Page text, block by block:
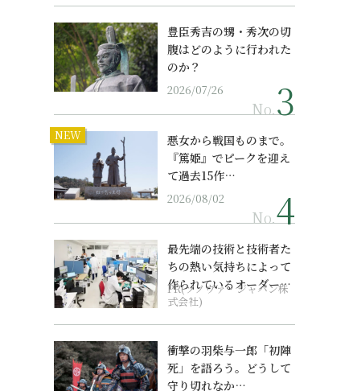
豊臣秀吉の甥・秀次の切
腹はどのように行われた
のか？
2026/07/26
No.
NEW
悪女から戦国ものまで。
『篤姫』でピークを迎え
て過去15作…
2026/08/02
No.
最先端の技術と技術者た
ちの熱い気持ちによって
作られているオーダーメ
イド補聴器
PR(ソノヴァ・ジャパン株
式会社)
衝撃の羽柴与一郎「初陣
死」を語ろう。どうして
守り切れなか…